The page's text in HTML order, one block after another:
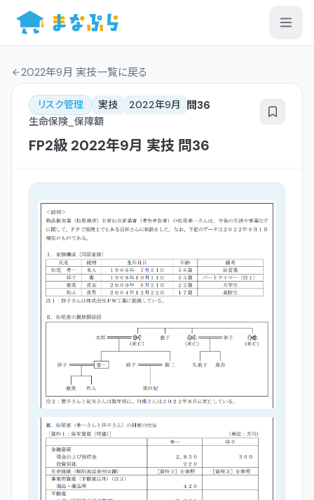
2022年9月 実技一覧に戻る
リスク管理 実技 2022年9月 問36
生命保険_保障額
FP2級 2022年9月 実技 問36